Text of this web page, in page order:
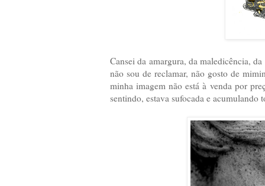
Cansei da amargura, da maledicência,
não sou de reclamar, não gosto de
minha imagem não está à venda por
sentindo, estava sufocada e acumulando